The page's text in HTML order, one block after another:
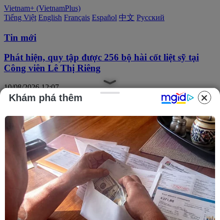
Vietnam+ (VietnamPlus)
Tiếng Việt English Français Español 中文 Русский
Tin mới
Phát hiện, quy tập được 256 bộ hài cốt liệt sỹ tại
Công viên Lê Thị Riêng
10/08/2026 12:07
Thành phố Hồ Chí Minh bắn pháo hoa tại 7 điểm
chào mừng 81 năm Quốc khánh
10/08/2026 12:00
Italy và Đan Mạch thúc đẩy siết chặt kiểm soát
10/08/2026 12:00
Quy định nguyên tắc hoạt động của Ban Chỉ đạo
Trung ương phòng, chống ma túy
Khám phá thêm